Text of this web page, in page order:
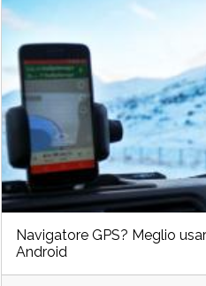
Navigatore GPS? Meglio
Android